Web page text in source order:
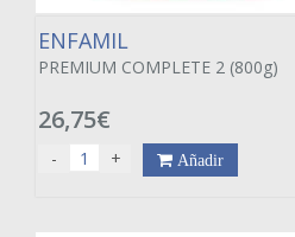
ENFAMIL
PREMIUM COMPLETE 2 (800g)
26,75€
- + Añadir